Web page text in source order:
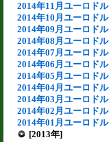
2014年11月ユーロドル
2014年10月ユーロドル
2014年09月ユーロドル
2014年08月ユーロドル
2014年07月ユーロドル
2014年06月ユーロドル
2014年05月ユーロドル
2014年04月ユーロドル
2014年03月ユーロドル
2014年02月ユーロドル
2014年01月ユーロドル
[2013年]